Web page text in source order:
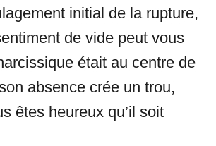
initial de la rupture,
de vide peut vous
était au centre de
absence crée un trou,
êtes heureux qu’il soit